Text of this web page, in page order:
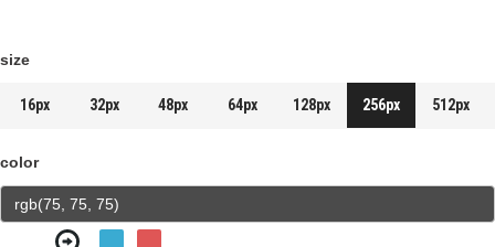
size
16px 32px 48px 64px 128px 256px 512px
color